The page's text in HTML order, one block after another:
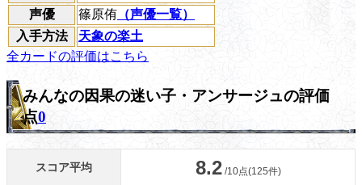
声優
篠原侑 （声優一覧）
入手方法
天象の楽土
全カードの評価はこちら
みんなの因果の迷い子・アンサージュの評価
点0